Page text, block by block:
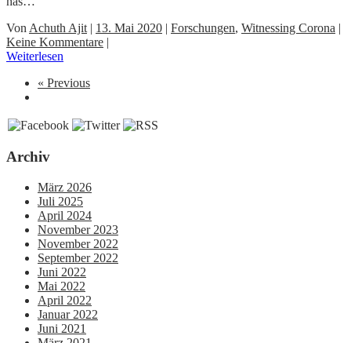
Von Achuth Ajit | 13. Mai 2020 | Forschungen, Witnessing Corona |
Keine Kommentare |
Weiterlesen
« Previous
Archiv
März 2026
Juli 2025
April 2024
November 2023
November 2022
September 2022
Juni 2022
Mai 2022
April 2022
Januar 2022
Juni 2021